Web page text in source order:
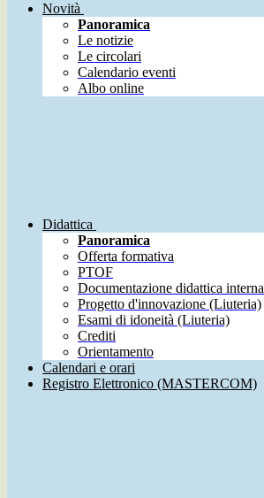
Novità
Panoramica
Le notizie
Le circolari
Calendario eventi
Albo online
Didattica
Panoramica
Offerta formativa
PTOF
Documentazione didattica interna
Progetto d'innovazione (Liuteria)
Esami di idoneità (Liuteria)
Crediti
Orientamento
Calendari e orari
Registro Elettronico (MASTERCOM)